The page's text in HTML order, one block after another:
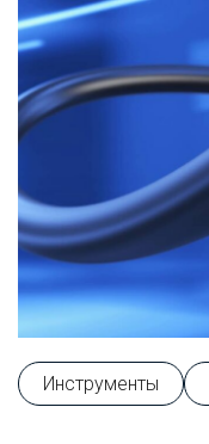
Инструменты